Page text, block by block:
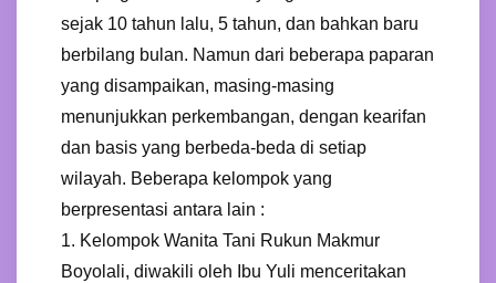
sejak 10 tahun lalu, 5 tahun, dan bahkan baru
berbilang bulan. Namun dari beberapa paparan
yang disampaikan, masing-masing
menunjukkan perkembangan, dengan kearifan
dan basis yang berbeda-beda di setiap
wilayah. Beberapa kelompok yang
berpresentasi antara lain :
1. Kelompok Wanita Tani Rukun Makmur
Boyolali, diwakili oleh Ibu Yuli menceritakan